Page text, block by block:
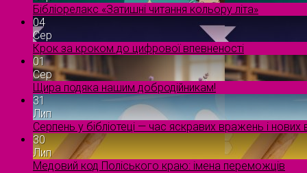
Бібліорелакс «Затишні читання кольору літа»
04
Сер
Крок за кроком до цифрової впевненості
01
Сер
Щира подяка нашим добродійникам!
31
Лип
Серпень у бібліотеці — час яскравих вражень і нових
30
Лип
Медовий код Поліського краю: імена переможців